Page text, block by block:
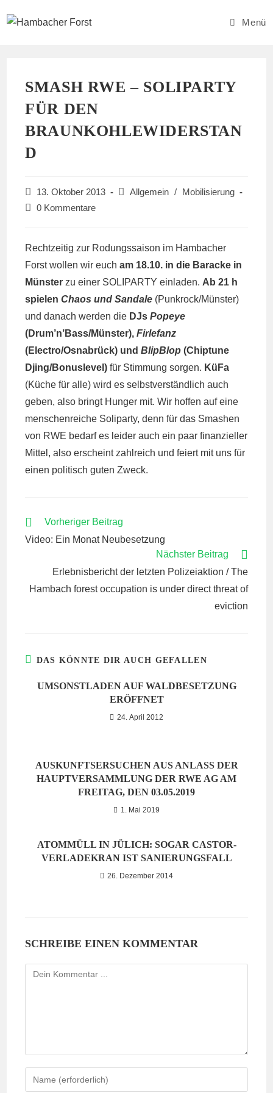
Inhalt
Menü
SMASH RWE – SOLIPARTY
FÜR DEN
BRAUNKOHLEWIDERSTAN
D
Beitrag
veröffentlicht:
13. Oktober 2013
Beitrags-
Allgemein /
Mobilisierung
Beitrags-
0 Kommentare
Rechtzeitig zur Rodungssaison im Hambacher
Forst wollen wir eucham 18.10. in die Baracke in
Münster zu einer SOLIPARTY einladen. Ab 21 h
spielenChaos und Sandale (Punkrock/Münster)
und danach werden die DJsPopeye
(Drum’n’Bass/Münster),Firlefanz
(Electro/Osnabrück) undBlipBlop (Chiptune
Djing/Bonuslevel)für Stimmung sorgen. KüFa
(Küche für alle) wird es selbstverständlich auch
geben, also bringt Hunger mit. Wir hoffen auf eine
menschenreiche Soliparty, denn für das Smashen
von RWE bedarf es leider auch ein paar finanzieller
Mittel, also erscheint zahlreich und feiert mit uns für
einen politisch guten Zweck.
WEITERE
ANSEHEN
Vorheriger Beitrag
Video: Ein Monat Neubesetzung
Nächster Beitrag
Erlebnisbericht der letzten Polizeiaktion / The
Hambach forest occupation is under direct threat of
eviction
DAS KÖNNTE DIR AUCH GEFALLEN
UMSONSTLADEN AUF WALDBESETZUNG
ERÖFFNET
24. April 2012
AUSKUNFTSERSUCHEN AUS ANLASS DER
HAUPTVERSAMMLUNG DER RWE AG AM
FREITAG, DEN 03.05.2019
1. Mai 2019
ATOMMÜLL IN JÜLICH: SOGAR CASTOR-
VERLADEKRAN IST SANIERUNGSFALL
26. Dezember 2014
SCHREIBE EINEN KOMMENTAR
Kommentieren
deinen